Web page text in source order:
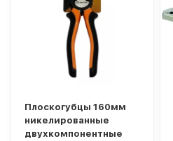
Плоскогубцы 160мм
никелированные
двухкомпонентные